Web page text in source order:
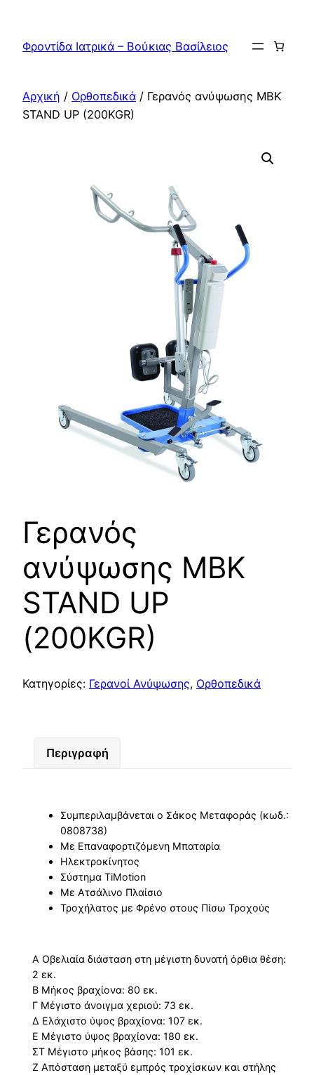
περιεχόμενο
Φροντίδα Ιατρικά – Βούκιας Βασίλειος
Αρχική / Ορθοπεδικά / Γερανός ανύψωσης ΜΒΚ
STAND UP (200KGR)
Γερανός
ανύψωσης ΜΒΚ
STAND UP
(200KGR)
Κατηγορίες: Γερανοί Ανύψωσης, Ορθοπεδικά
Περιγραφή
Συμπεριλαμβάνεται ο Σάκος Μεταφοράς (κωδ.:
0808738)
Με Επαναφορτιζόμενη Μπαταρία
Ηλεκτροκίνητος
Σύστημα TiMotion
Με Ατσάλινο Πλαίσιο
Τροχήλατος με Φρένο στους Πίσω Τροχούς
Α Οβελιαία διάσταση στη μέγιστη δυνατή όρθια θέση:
2 εκ.
Β Μήκος βραχίονα: 80 εκ.
Γ Μέγιστο άνοιγμα χεριού: 73 εκ.
Δ Ελάχιστο ύψος βραχίονα: 107 εκ.
Ε Μέγιστο ύψος βραχίονα: 180 εκ.
ΣΤ Μέγιστο μήκος βάσης: 101 εκ.
Ζ Απόσταση μεταξύ εμπρός τροχίσκων και στήλης